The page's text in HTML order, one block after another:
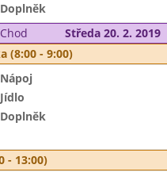
Doplněk
Chod
Středa 20. 2. 2019
(8:00 - 9:00)
Nápoj
Jídlo
Doplněk
- 13:00)